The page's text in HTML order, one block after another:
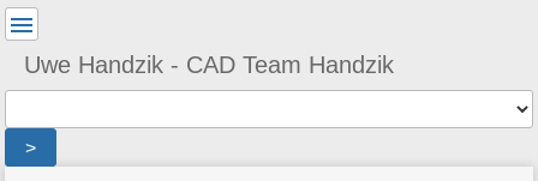
Uwe Handzik - CAD Team Handzik
>